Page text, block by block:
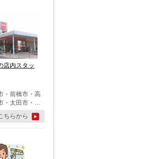
店内スタッ
・前橋市・高
・太田市・館
大泉町・さい
越市・熊谷
父市・所沢
千葉市中央
戸市・習志野
ちらから